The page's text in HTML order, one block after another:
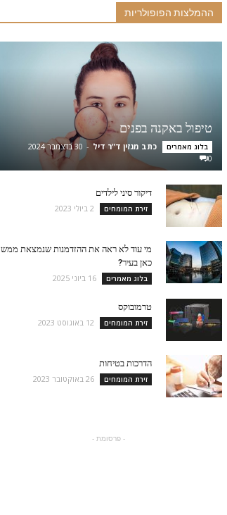
ההמלצות הפופולריות
טיפול באקנה בפנים
בלוג מאמרים כתב מגזין ד"ר דיל - 30 בדצמבר 2024
0
דיקור סיני לילדים
זירת המומחים 2 ביולי 2023
מי עוד לא ראה את ההזדמנות שנמצאת ממש
כאן בעיר?
בלוג מאמרים 16 ביוני 2025
טרמובוקס
זירת המומחים 12 באוגוסט 2023
הדרכות בטיחות
זירת המומחים 26 באוקטובר 2023
- פרסומת -